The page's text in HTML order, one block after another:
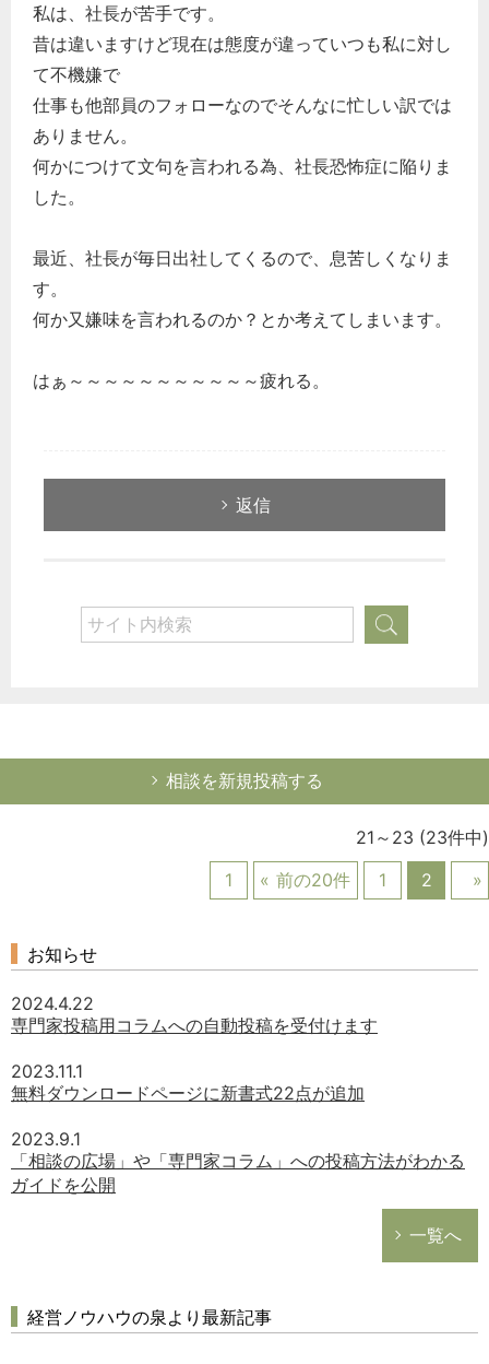
私は、社長が苦手です。
昔は違いますけど現在は態度が違っていつも私に対し
て不機嫌で
仕事も他部員のフォローなのでそんなに忙しい訳では
ありません。
何かにつけて文句を言われる為、社長恐怖症に陥りま
した。
最近、社長が毎日出社してくるので、息苦しくなりま
す。
何か又嫌味を言われるのか？とか考えてしまいます。
はぁ～～～～～～～～～～～疲れる。
返信
相談を新規投稿する
21～23 (23件中)
1
前の20件 1 2
お知らせ
2024.4.22
専門家投稿用コラムへの自動投稿を受付けます
2023.11.1
無料ダウンロードページに新書式22点が追加
2023.9.1
「相談の広場」や「専門家コラム」への投稿方法がわかる
ガイドを公開
一覧へ
経営ノウハウの泉より最新記事